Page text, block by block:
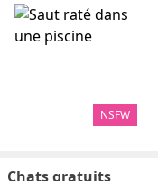
NSFW
Chats gratuits